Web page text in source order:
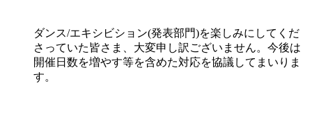
ダンス/エキシビション(発表部門)を楽しみにしてくだ
さっていた皆さま、大変申し訳ございません。今後は
開催日数を増やす等を含めた対応を協議してまいりま
す。